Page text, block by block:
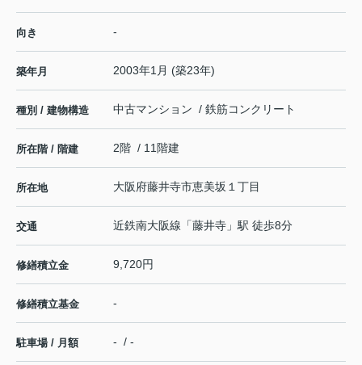
向き -
築年月 2003年1月 (築23年)
種別 / 建物構造 中古マンション / 鉄筋コンクリート
所在階 / 階建 2階 / 11階建
所在地 大阪府藤井寺市恵美坂 １丁目
交通 近鉄南大阪線 「藤井寺 」駅 徒歩8分
修繕積立金 9,720円
修繕積立基金 -
駐車場 / 月額 - / -